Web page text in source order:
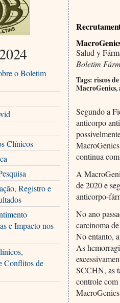
o Boletim
Clínicos
Registro e
e Impacto nos
Conflitos de
Salud y
Boletim
Tags: riscos
Segundo a
anticorpo
continua
A
de 2020 e
anticorpo-
No ano
carcinoma
No entanto,
As
SCCHN, as
controle